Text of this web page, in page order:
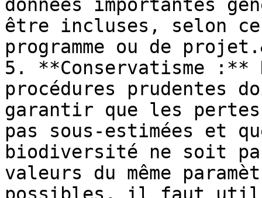
données importantes
être incluses, selon
programme ou de
5. **Conservatisme :**
procédures prudentes
garantir que les
pas sous-estimées et
biodiversité ne soit
valeurs du même